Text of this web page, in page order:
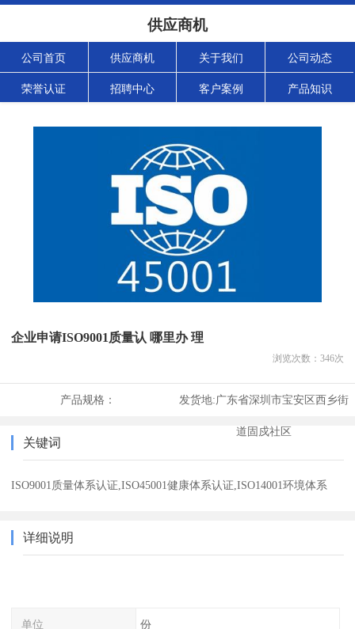
供应商机
公司首页 供应商机 关于我们 公司动态
荣誉认证 招聘中心 客户案例 产品知识
企业申请ISO9001质量认 哪里办 理
浏览次数： 346次
产品规格： 发货地:广东省深圳市宝安区西乡街
道固戍社区
关键词
ISO9001质量体系认证,ISO45001健康体系认证,ISO14001环境体系
详细说明
单位 份